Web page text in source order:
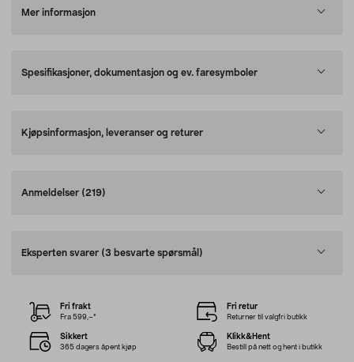
Mer informasjon
Spesifikasjoner, dokumentasjon og ev. faresymboler
Kjøpsinformasjon, leveranser og returer
Anmeldelser (219)
Eksperten svarer (3 besvarte spørsmål)
Fri frakt
Fra 599,–*
Fri retur
Returner til valgfri butikk
Sikkert
365 dagers åpent kjøp
Klikk&Hent
Bestill på nett og hent i butikk